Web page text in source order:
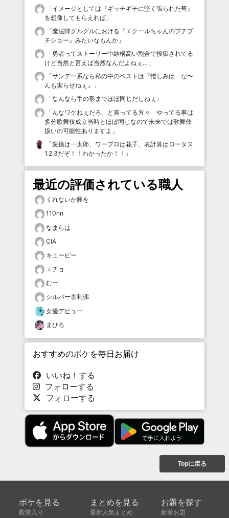
「イメージとしては『ギッチギチに堅く張られた弩』
を想像してもらえれば 」
「魔法陣グルグルにおける『エクールちゃんのプチプ
チショー』みたいなもんか 」
「勇者ってストーリー中結構高い割合で投獄されてる
けど当然と言えば当然なんだよねぇ… 」
「サンデー系なら私の中のベストは『憎しみは な〜
んも実らせねぇ』
」
「なんなら手の形までほぼ同じだしねぇ 」
「んなワケねぇだろ、と言ってる方々 やってる事は
多分歌舞伎成立当時とほぼ同じなので未来では歌舞伎
扱いの可能性ありますよ 」
「変換は一太郎、ワープロは花子、表計算はロータス
1.2.3だぞ！！わかったか！！ 」
最近の評価されている職人
くれないか豚を
110nn
なまらは
CIA
キューピー
エチョ
むー
シルバー舎利弗
女優デビュー
まひろ
おすすめのボケを毎日お届け
いいね！する
フォローする
フォローする
Topに戻る
ボケを見る
殿堂入り
まとめを見る
最新人気まとめ
お題を探す
新着お題